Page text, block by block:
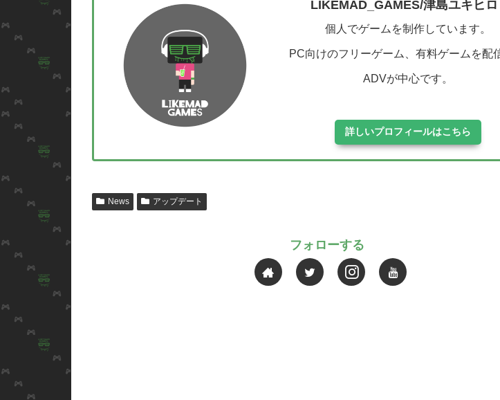
LIKEMAD_GAMES/津島ユキヒロ
個人でゲームを制作しています。
PC向けのフリーゲーム、有料ゲームを配
ADVが中心です。
詳しいプロフィールはこちら
News アップデート
フォローする